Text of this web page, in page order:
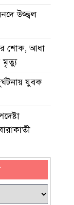
উজ্জ্বল
শোক, আধা
মৃত্যু
যুবক